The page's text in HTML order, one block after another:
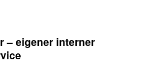
– eigener interner